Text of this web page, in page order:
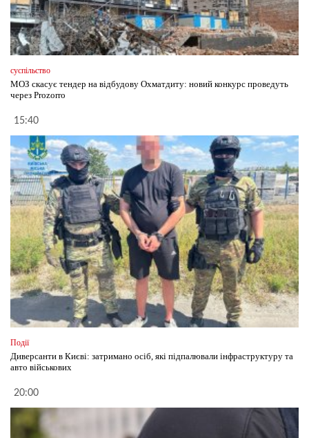
суспільство
МОЗ скасує тендер на відбудову Охматдиту: новий конкурс проведуть
через Prozorro
15:40
Події
Диверсанти в Києві: затримано осіб, які підпалювали інфраструктуру та
авто військових
20:00